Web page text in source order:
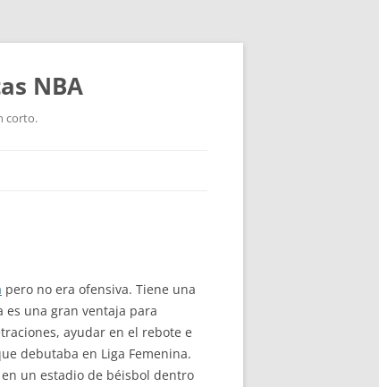
NBA
corto.
pero no era ofensiva. Tiene una
es una gran ventaja para
ayudar en el rebote e
debutaba en Liga Femenina.
un estadio de béisbol dentro